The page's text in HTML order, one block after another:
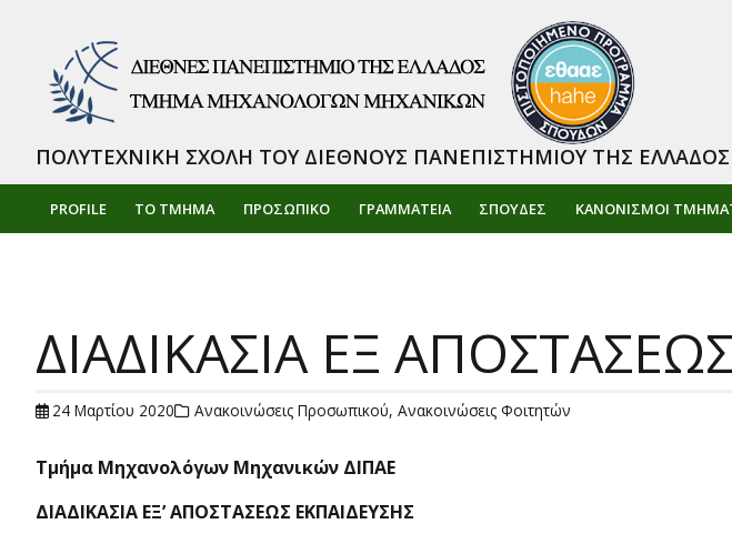
PROFILE ΤΟ ΤΜΗΜΑ ΠΡΟΣΩΠΙΚΌ ΓΡΑΜΜΑΤΕΙΑ ΣΠΟΥΔΕΣ ΚΑΝΟΝΙΣΜΟΙ
ΠΟΛΥΤΕΧΝΙΚΗ ΣΧΟΛΗ ΤΟΥ ΔΙΕΘΝΟΥΣ ΠΑΝΕΠΙΣΤΗΜΙΟΥ ΤΗΣ ΕΛΛΑΔΟΣ
ΔΙΑΔΙΚΑΣΙΑ ΕΞ
24 Μαρτίου 2020 Ανακοινώσεις Προσωπικού, Ανακοινώσεις Φοιτητών
Τμήμα Μηχανολόγων Μηχανικών ΔΙΠΑΕ
ΔΙΑΔΙΚΑΣΙΑ ΕΞ’ ΑΠΟΣΤΑΣΕΩΣ ΕΚΠΑΙΔΕΥΣΗΣ